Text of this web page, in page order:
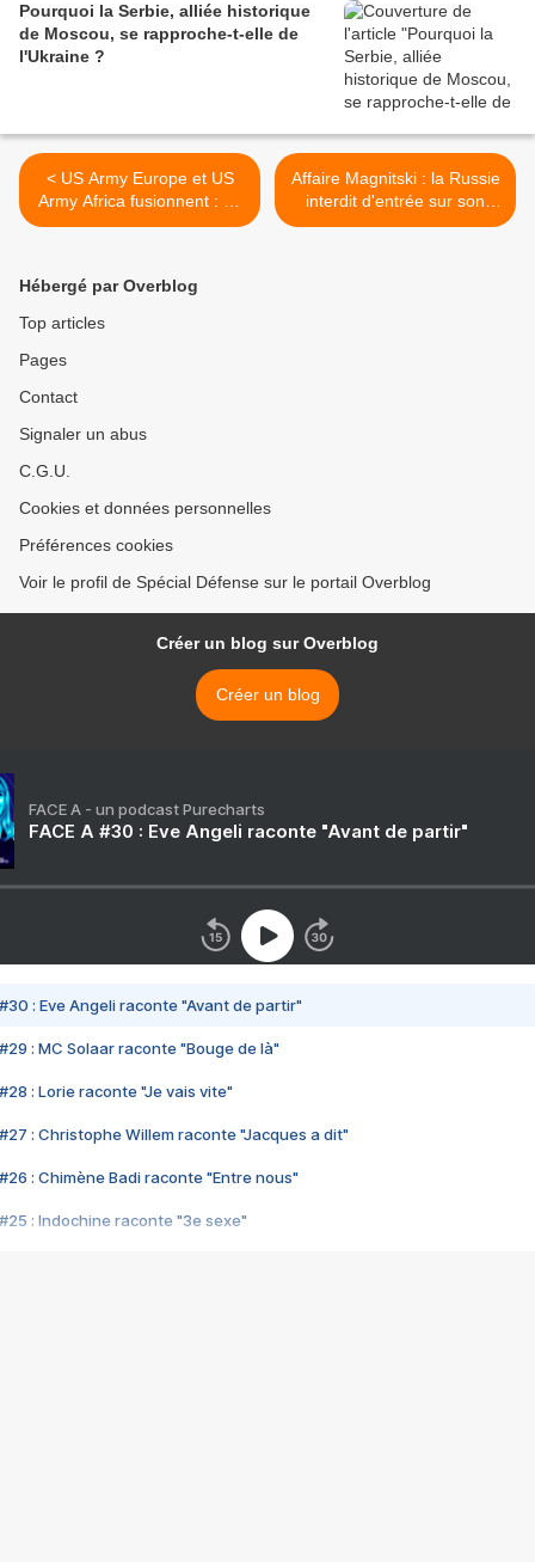
Pourquoi la Serbie, alliée historique
de Moscou, se rapproche-t-elle de
l'Ukraine ?
< US Army Europe et US
Army Africa fusionnent : un
pas en arrière ?
Affaire Magnitski : la Russie
interdit d'entrée sur son
territoire 25 responsables
Hébergé par Overblog
Top articles
Pages
Contact
Signaler un abus
C.G.U.
Cookies et données personnelles
Préférences cookies
Voir le profil de Spécial Défense sur le portail Overblog
Créer un blog sur Overblog
Créer un blog
FACE A - un podcast Purecharts
FACE A #30 : Eve Angeli raconte "Avant de partir"
#30 : Eve Angeli raconte "Avant de partir"
#29 : MC Solaar raconte "Bouge de là"
#28 : Lorie raconte "Je vais vite"
#27 : Christophe Willem raconte "Jacques a dit"
#26 : Chimène Badi raconte "Entre nous"
#25 : Indochine raconte "3e sexe"